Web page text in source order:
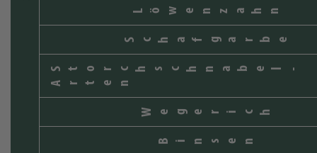
Binsen
Wegerich
Storchschnabel-
Arten
Schafgarbe
Löwenzahn